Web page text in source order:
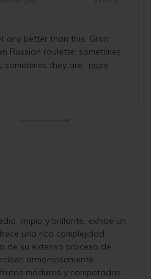
any better than this. Gran
Russian roulette: sometimes
sometimes they are
more
limpio y brillante, exhibe un
una rica complejidad
de su extenso proceso de
armoniosamente
maduras y compotadas